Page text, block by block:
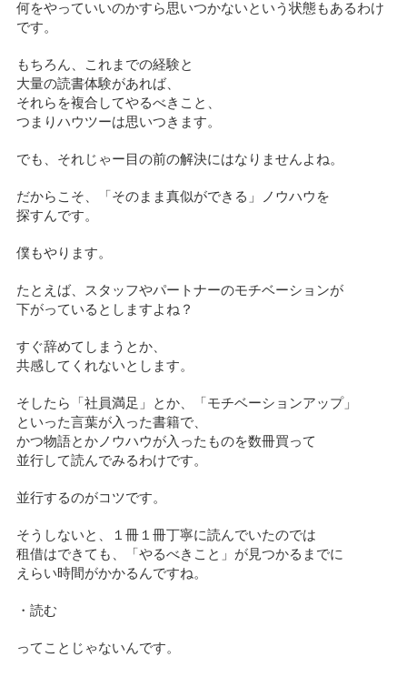
何をやっていいのかすら思いつかないという状態もあるわけ
です。
もちろん、これまでの経験と
大量の読書体験があれば、
それらを複合してやるべきこと、
つまりハウツーは思いつきます。
でも、それじゃー目の前の解決にはなりませんよね。
だからこそ、「そのまま真似ができる」ノウハウを
探すんです。
僕もやります。
たとえば、スタッフやパートナーのモチベーションが
下がっているとしますよね？
すぐ辞めてしまうとか、
共感してくれないとします。
そしたら「社員満足」とか、「モチベーションアップ」
といった言葉が入った書籍で、
かつ物語とかノウハウが入ったものを数冊買って
並行して読んでみるわけです。
並行するのがコツです。
そうしないと、１冊１冊丁寧に読んでいたのでは
租借はできても、「やるべきこと」が見つかるまでに
えらい時間がかかるんですね。
・読む
ってことじゃないんです。